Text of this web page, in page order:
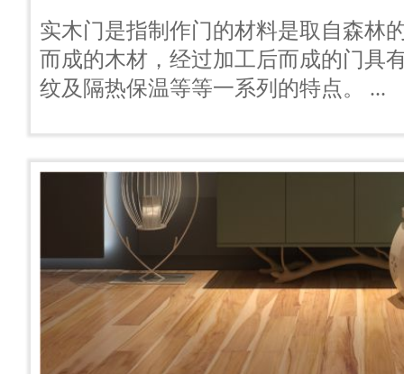
实木门是指制作门的材料是取自森林
而成的木材，经过加工后而成的门具
纹及隔热保温等等一系列的特点。 ...